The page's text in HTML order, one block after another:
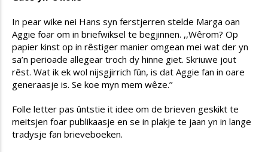
In pear wike nei Hans syn ferstjerren stelde Marga oan
Aggie foar om in briefwiksel te begjinnen. ,,Wêrom? Op
papier kinst op in rêstiger manier omgean mei wat der yn
sa’n perioade allegear troch dy hinne giet. Skriuwe jout
rêst. Wat ik ek wol nijsgjirrich fûn, is dat Aggie fan in oare
generaasje is. Se koe myn mem wêze.’’
Folle letter pas ûntstie it idee om de brieven geskikt te
meitsjen foar publikaasje en se in plakje te jaan yn in lange
tradysje fan brieveboeken.